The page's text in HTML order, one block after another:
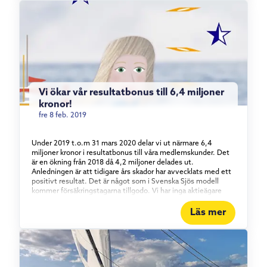
hålla dina kunskaper aktuella. Medborgarskolan erbjuder
mer om Medborgarskolans sjölivskurser [/vc_column_text]
Vi ökar vår resultatbonus till 6,4 miljoner
kronor!
fre 8 feb. 2019
Under 2019 t.o.m 31 mars 2020 delar vi ut närmare 6,4
miljoner kronor i resultatbonus till våra medlemskunder. Det
är en ökning från 2018 då 4,2 miljoner delades ut.
Anledningen är att tidigare års skador har avvecklats med ett
positivt resultat. Det är något som i Svenska Sjös modell
kommer försäkringstagarna tillgodo. Vi har inga aktieägare
som är ute efter att tjäna maximalt med pengar utan det är
båtägarorganisationerna och deras medlemmar som äger oss.
Det är dem som får ta del av överskottet säger Per Grywenz
på Svenska Sjö. Sedan införandet av resultatbonus 2015 har
bolaget 2019 inkluderat, avsatt 14,4 miljoner kronor i form av
resultatbonus. Det är försäkringstagare som är medlemmar i
klubb eller krets ansluten till Svenska Båtunionen, Svenska
Läs mer